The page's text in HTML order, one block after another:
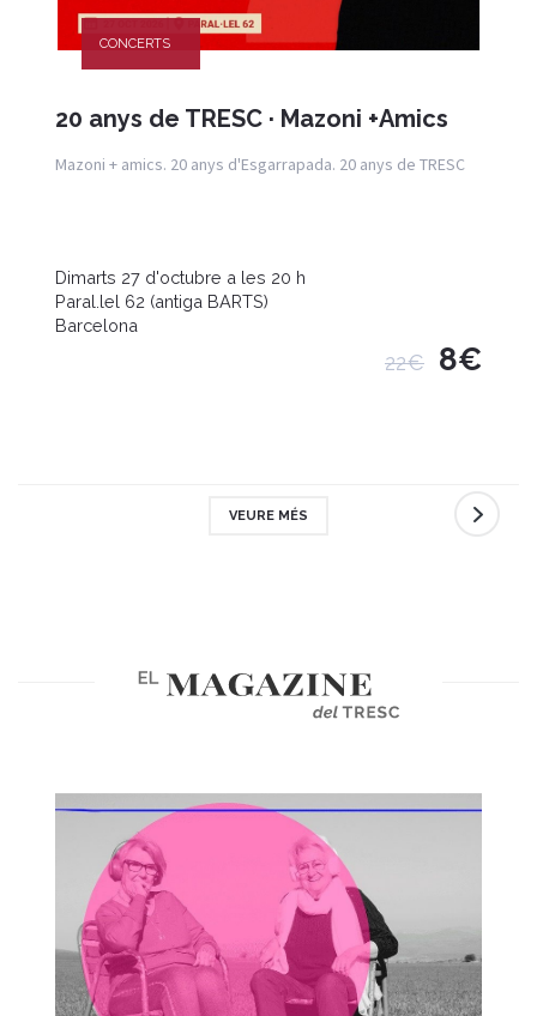
CONCERTS
20 anys de TRESC · Mazoni +Amics
Mazoni + amics. 20 anys d'Esgarrapada. 20 anys de TRESC
Dimarts 27 d'octubre a les 20 h
Paral.lel 62 (antiga BARTS)
Barcelona
22€ 8€
VEURE MÉS